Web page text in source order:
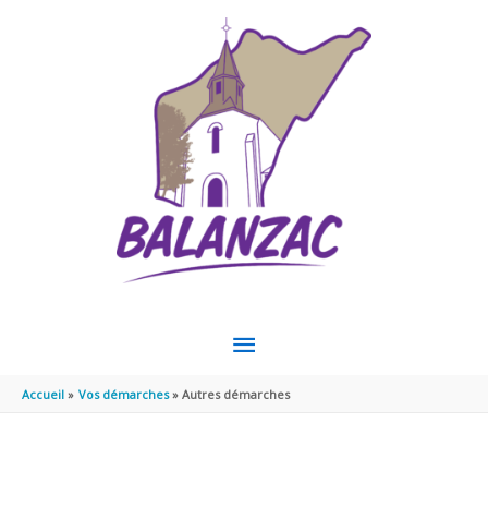
MENU
PRINCIPAL
Accueil Vos démarches Autres démarches